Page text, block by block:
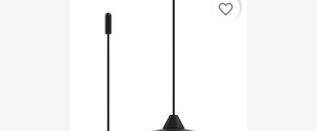
favorite_border